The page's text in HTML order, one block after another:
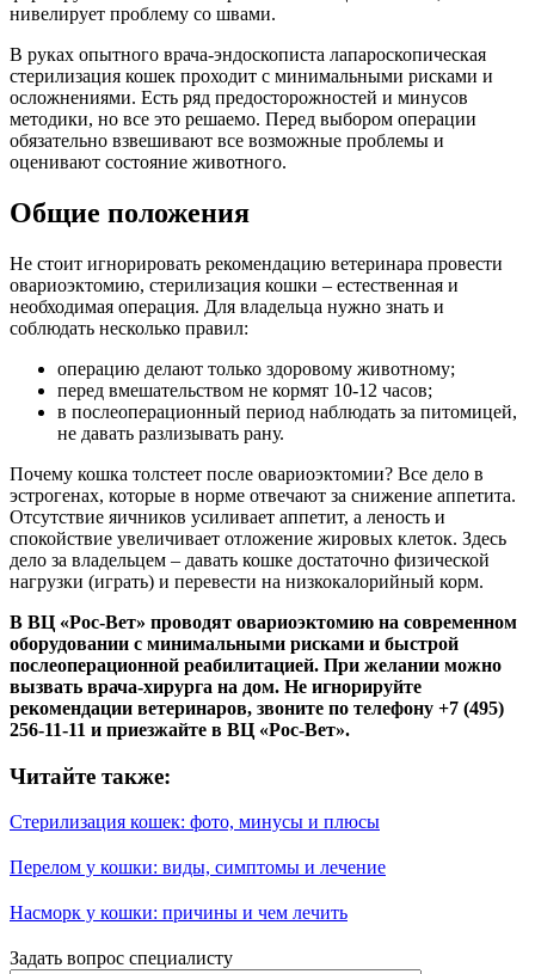
нивелирует проблему со швами.
В руках опытного врача-эндоскописта лапароскопическая
стерилизация кошек проходит с минимальными рисками и
осложнениями. Есть ряд предосторожностей и минусов
методики, но все это решаемо. Перед выбором операции
обязательно взвешивают все возможные проблемы и
оценивают состояние животного.
Общие положения
Не стоит игнорировать рекомендацию ветеринара провести
овариоэктомию, стерилизация кошки – естественная и
необходимая операция. Для владельца нужно знать и
соблюдать несколько правил:
операцию делают только здоровому животному;
перед вмешательством не кормят 10-12 часов;
в послеоперационный период наблюдать за питомицей,
не давать разлизывать рану.
Почему кошка толстеет после овариоэктомии? Все дело в
эстрогенах, которые в норме отвечают за снижение аппетита.
Отсутствие яичников усиливает аппетит, а леность и
спокойствие увеличивает отложение жировых клеток. Здесь
дело за владельцем – давать кошке достаточно физической
нагрузки (играть) и перевести на низкокалорийный корм.
В ВЦ «Рос-Вет» проводят овариоэктомию на современном
оборудовании с минимальными рисками и быстрой
послеоперационной реабилитацией. При желании можно
вызвать врача-хирурга на дом. Не игнорируйте
рекомендации ветеринаров, звоните по телефону +7 (495)
256-11-11 и приезжайте в ВЦ «Рос-Вет».
Читайте также:
Стерилизация кошек: фото, минусы и плюсы
Перелом у кошки: виды, симптомы и лечение
Насморк у кошки: причины и чем лечить
Задать вопрос специалисту